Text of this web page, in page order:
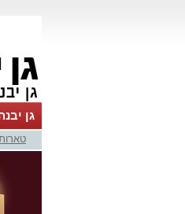
גן
טארות